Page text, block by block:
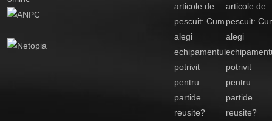
articole de
pescuit:
alegi
potrivit
pentru
partide
reusite?